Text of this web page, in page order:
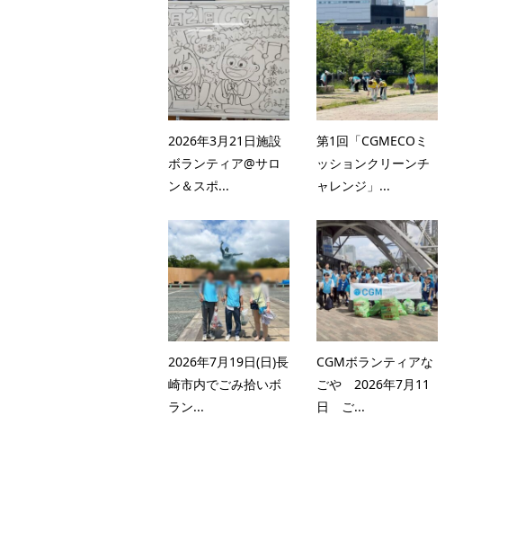
2026年3月21日施設
ボランティア@サロ
ン＆スポ...
第1回「CGMECOミ
ッションクリーンチ
ャレンジ」...
2026年7月19日(日)長
崎市内でごみ拾いボ
ラン...
CGMボランティアな
ごや 2026年7月11
日 ご...